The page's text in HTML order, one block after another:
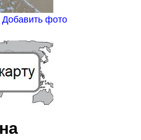
Добавить фото